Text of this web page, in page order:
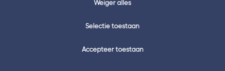
Weiger alles
Selectie toestaan
Accepteer toestaan